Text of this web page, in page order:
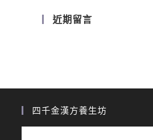
近期留言
四千金漢方養生坊